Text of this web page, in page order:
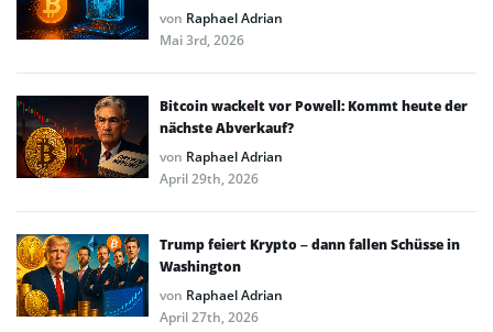
von Raphael Adrian
Mai 3rd, 2026
Bitcoin wackelt vor Powell: Kommt heute der
nächste Abverkauf?
von Raphael Adrian
April 29th, 2026
Trump feiert Krypto – dann fallen Schüsse in
Washington
von Raphael Adrian
April 27th, 2026